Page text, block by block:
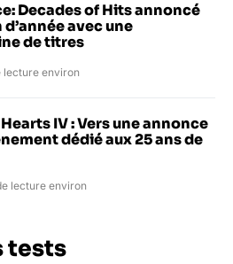
Decades of Hits annoncé
avec une
de titres
lecture environ
IV : Vers une annonce
dédié aux 25 ans de
lecture environ
tests